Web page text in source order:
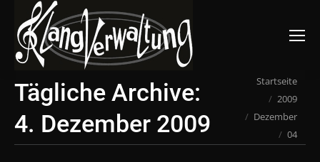
Suchen:
Tägliche Archive:
4. Dezember 2009
Du bist hier:Startseite
2009
Dezember
04